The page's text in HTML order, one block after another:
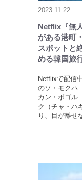
2023.11.22
Netflix『無
がある港町
スポットと
める韓国旅行
Netflixで配信
のソ・モクハ
カン・ボゴル
ク（チャ・ハ
り、目が離せ